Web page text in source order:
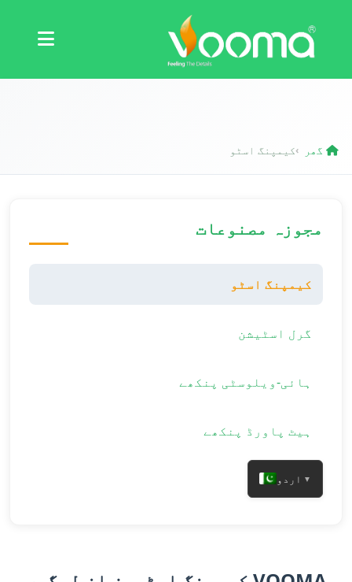
سرٹیفیکیشنز
کیس اسٹڈی
گھر ›کیمپنگ اسٹو
مجوزہ مصنوعات
کیمپنگ اسٹو
گرل اسٹیشن
ہائی-ویلوسٹی پنکھے
ہیٹ پاورڈ پنکھے
اردو ▼